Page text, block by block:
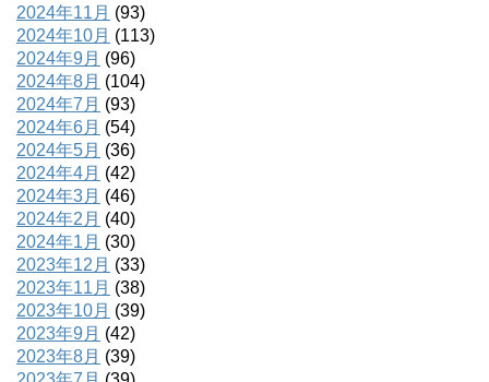
2024年11月 (93)
2024年10月 (113)
2024年9月 (96)
2024年8月 (104)
2024年7月 (93)
2024年6月 (54)
2024年5月 (36)
2024年4月 (42)
2024年3月 (46)
2024年2月 (40)
2024年1月 (30)
2023年12月 (33)
2023年11月 (38)
2023年10月 (39)
2023年9月 (42)
2023年8月 (39)